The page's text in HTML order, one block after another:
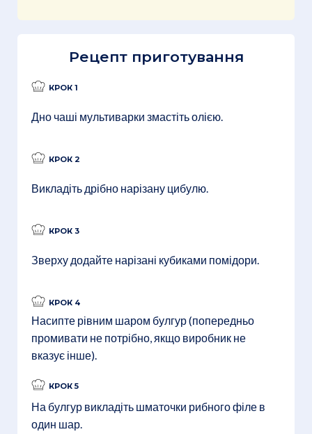
Рецепт приготування
КРОК 1
Дно чаші мультиварки змастіть олією.
КРОК 2
Викладіть дрібно нарізану цибулю.
КРОК 3
Зверху додайте нарізані кубиками помідори.
КРОК 4
Насипте рівним шаром булгур (попередньо
промивати не потрібно, якщо виробник не
вказує інше).
КРОК 5
На булгур викладіть шматочки рибного філе в
один шар.